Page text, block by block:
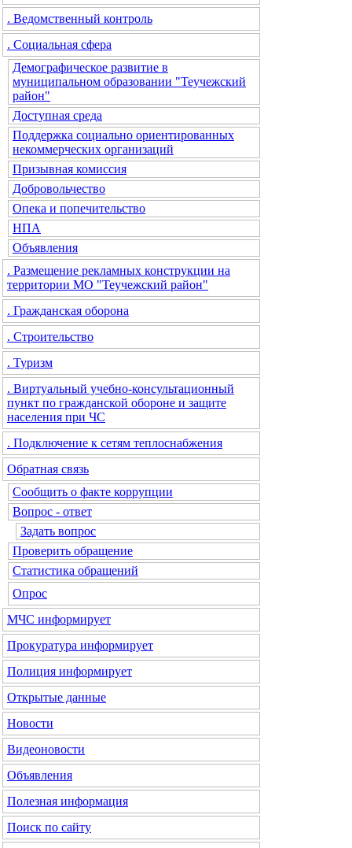
. Ведомственный контроль
. Социальная сфера
Демографическое развитие в
муниципальном образовании "Теучежский
район"
Доступная среда
Поддержка социально ориентированных
некоммерческих организаций
Призывная комиссия
Добровольчество
Опека и попечительство
НПА
Объявления
. Размещение рекламных конструкции на
территории МО "Теучежский район"
. Гражданская оборона
. Строительство
. Туризм
. Виртуальный учебно-консультационный
пункт по гражданской обороне и защите
населения при ЧС
. Подключение к сетям теплоснабжения
Обратная связь
Сообщить о факте коррупции
Вопрос - ответ
Задать вопрос
Проверить обращение
Статистика обращений
Опрос
МЧС информирует
Прокуратура информирует
Полиция информирует
Открытые данные
Новости
Видеоновости
Объявления
Полезная информация
Поиск по сайту